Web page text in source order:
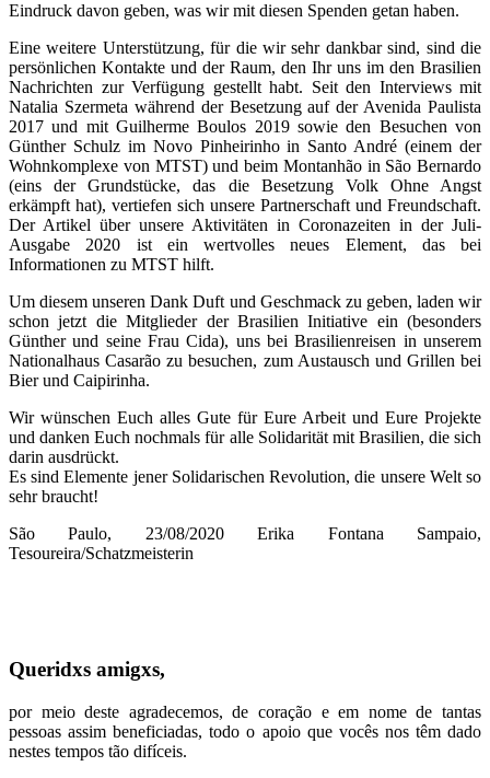
Eindruck davon geben, was wir mit diesen Spenden getan haben.
Eine weitere Unterstützung, für die wir sehr dankbar sind, sind die
persönlichen Kontakte und der Raum, den Ihr uns im den Brasilien
Nachrichten zur Verfügung gestellt habt. Seit den Interviews mit
Natalia Szermeta während der Besetzung auf der Avenida Paulista
2017 und mit Guilherme Boulos 2019 sowie den Besuchen von
Günther Schulz im Novo Pinheirinho in Santo André (einem der
Wohnkomplexe von MTST) und beim Montanhão in São Bernardo
(eins der Grundstücke, das die Besetzung Volk Ohne Angst
erkämpft hat), vertiefen sich unsere Partnerschaft und Freundschaft.
Der Artikel über unsere Aktivitäten in Coronazeiten in der Juli-
Ausgabe 2020 ist ein wertvolles neues Element, das bei
Informationen zu MTST hilft.
Um diesem unseren Dank Duft und Geschmack zu geben, laden wir
schon jetzt die Mitglieder der Brasilien Initiative ein (besonders
Günther und seine Frau Cida), uns bei Brasilienreisen in unserem
Nationalhaus Casarão zu besuchen, zum Austausch und Grillen bei
Bier und Caipirinha.
Wir wünschen Euch alles Gute für Eure Arbeit und Eure Projekte
und danken Euch nochmals für alle Solidarität mit Brasilien, die sich
darin ausdrückt.
Es sind Elemente jener Solidarischen Revolution, die unsere Welt so
sehr braucht!
São Paulo, 23/08/2020 Erika Fontana Sampaio,
Tesoureira/Schatzmeisterin
Queridxs amigxs,
por meio deste agradecemos, de coração e em nome de tantas
pessoas assim beneficiadas, todo o apoio que vocês nos têm dado
nestes tempos tão difíceis.